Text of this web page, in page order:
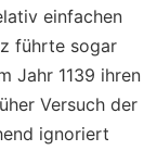
einfachen
führte sogar
Jahr 1139 ihren
Versuch der
ignoriert